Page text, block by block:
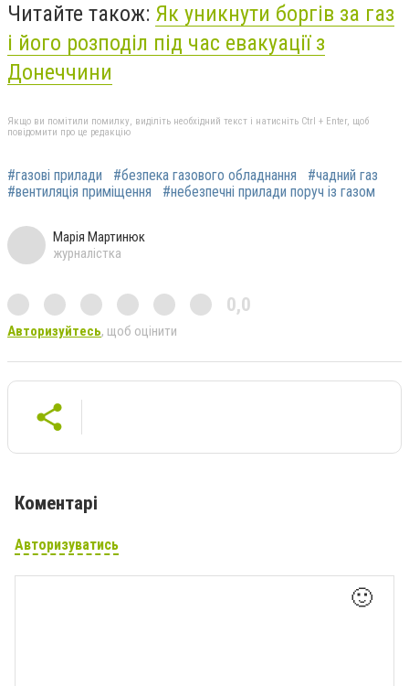
Читайте також: Як уникнути боргів за газ
і його розподіл під час евакуації з
Донеччини
Якщо ви помітили помилку, виділіть необхідний текст і натисніть Ctrl + Enter, щоб
повідомити про це редакцію
#газові прилади #безпека газового обладнання
#чадний газ
#вентиляція приміщення
#небезпечні прилади поруч із газом
Марія Мартинюк
журналістка
0,0
Авторизуйтесь, щоб оцінити
Коментарі
Авторизуватись
🙂